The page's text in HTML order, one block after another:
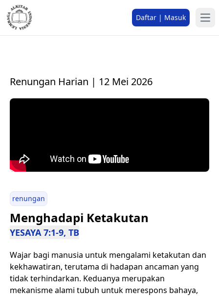
Daftar | Masuk
Renungan Harian | 12 Mei 2026
renungan
Menghadapi Ketakutan
YESAYA 7:1-9, TB
Wajar bagi manusia untuk mengalami ketakutan dan
kekhawatiran, terutama di hadapan ancaman yang
tidak terhindarkan. Keduanya merupakan
mekanisme alami tubuh untuk merespons bahaya,